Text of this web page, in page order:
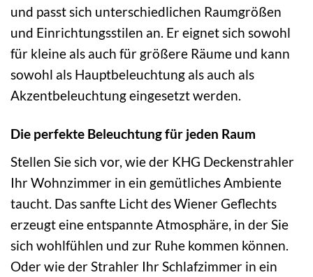
und passt sich unterschiedlichen Raumgrößen
und Einrichtungsstilen an. Er eignet sich sowohl
für kleine als auch für größere Räume und kann
sowohl als Hauptbeleuchtung als auch als
Akzentbeleuchtung eingesetzt werden.
Die perfekte Beleuchtung für jeden Raum
Stellen Sie sich vor, wie der KHG Deckenstrahler
Ihr Wohnzimmer in ein gemütliches Ambiente
taucht. Das sanfte Licht des Wiener Geflechts
erzeugt eine entspannte Atmosphäre, in der Sie
sich wohlfühlen und zur Ruhe kommen können.
Oder wie der Strahler Ihr Schlafzimmer in ein